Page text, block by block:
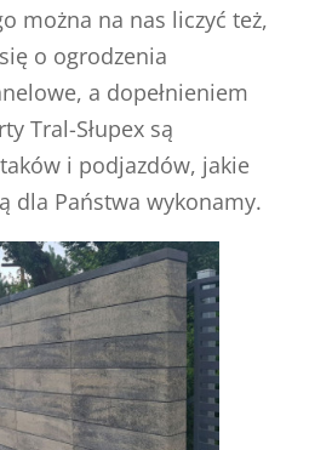
można na nas liczyć też,
o ogrodzenia
a dopełnieniem
Tral-Słupex są
i podjazdów, jakie
dla Państwa wykonamy.